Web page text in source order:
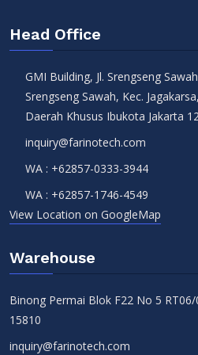
Head Office
GMI Building, Jl. Srengseng
Srengseng Sawah, Kec.
Daerah Khusus Ibukota Jakarta
inquiry@farinotech.com
WA : +62857-0333-3944
WA : +62857-1746-4549
View Location on GoogleMap
Warehouse
Binong Permai Blok F22 No 5
15810
inquiry@farinotech.com